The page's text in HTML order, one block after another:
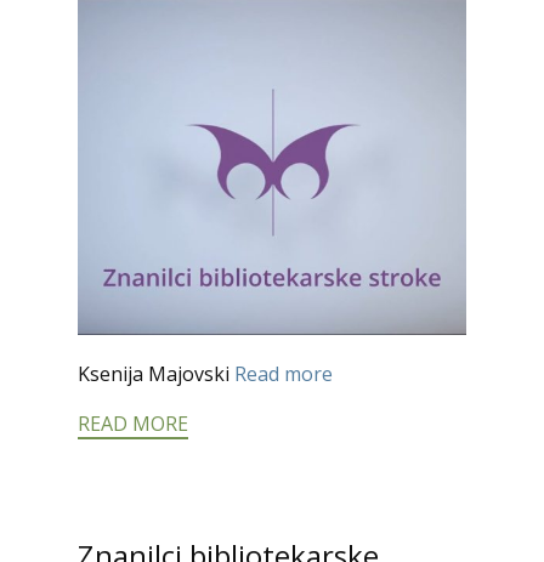
Ksenija Majovski Read more
READ MORE